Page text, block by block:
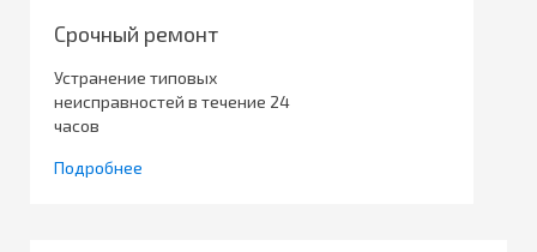
Срочный ремонт
Устранение типовых
неисправностей в течение 24
часов
Подробнее